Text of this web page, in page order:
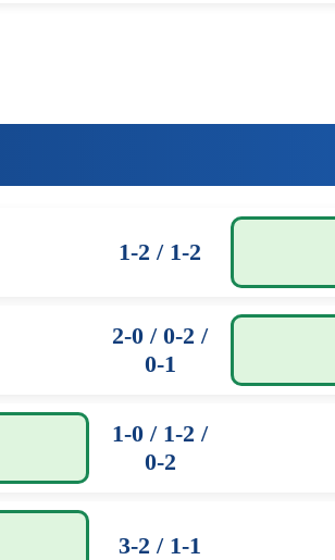
1-2 / 1-2
2-0 / 0-2 /
0-1
1-0 / 1-2 /
0-2
3-2 / 1-1